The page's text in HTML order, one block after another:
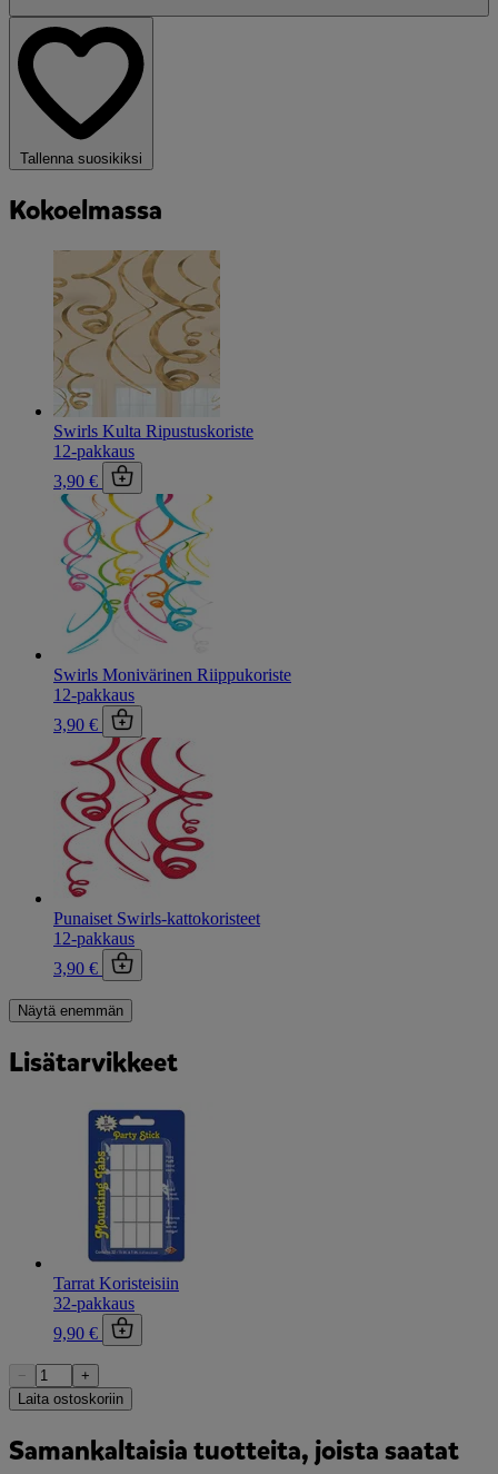
Tallenna suosikiksi
Kokoelmassa
Swirls Kulta Ripustuskoriste
12-pakkaus
3,90 €
Swirls Monivärinen Riippukoriste
12-pakkaus
3,90 €
Punaiset Swirls-kattokoristeet
12-pakkaus
3,90 €
Näytä enemmän
Lisätarvikkeet
Tarrat Koristeisiin
32-pakkaus
9,90 €
−
+
Laita ostoskoriin
Samankaltaisia tuotteita, joista saatat